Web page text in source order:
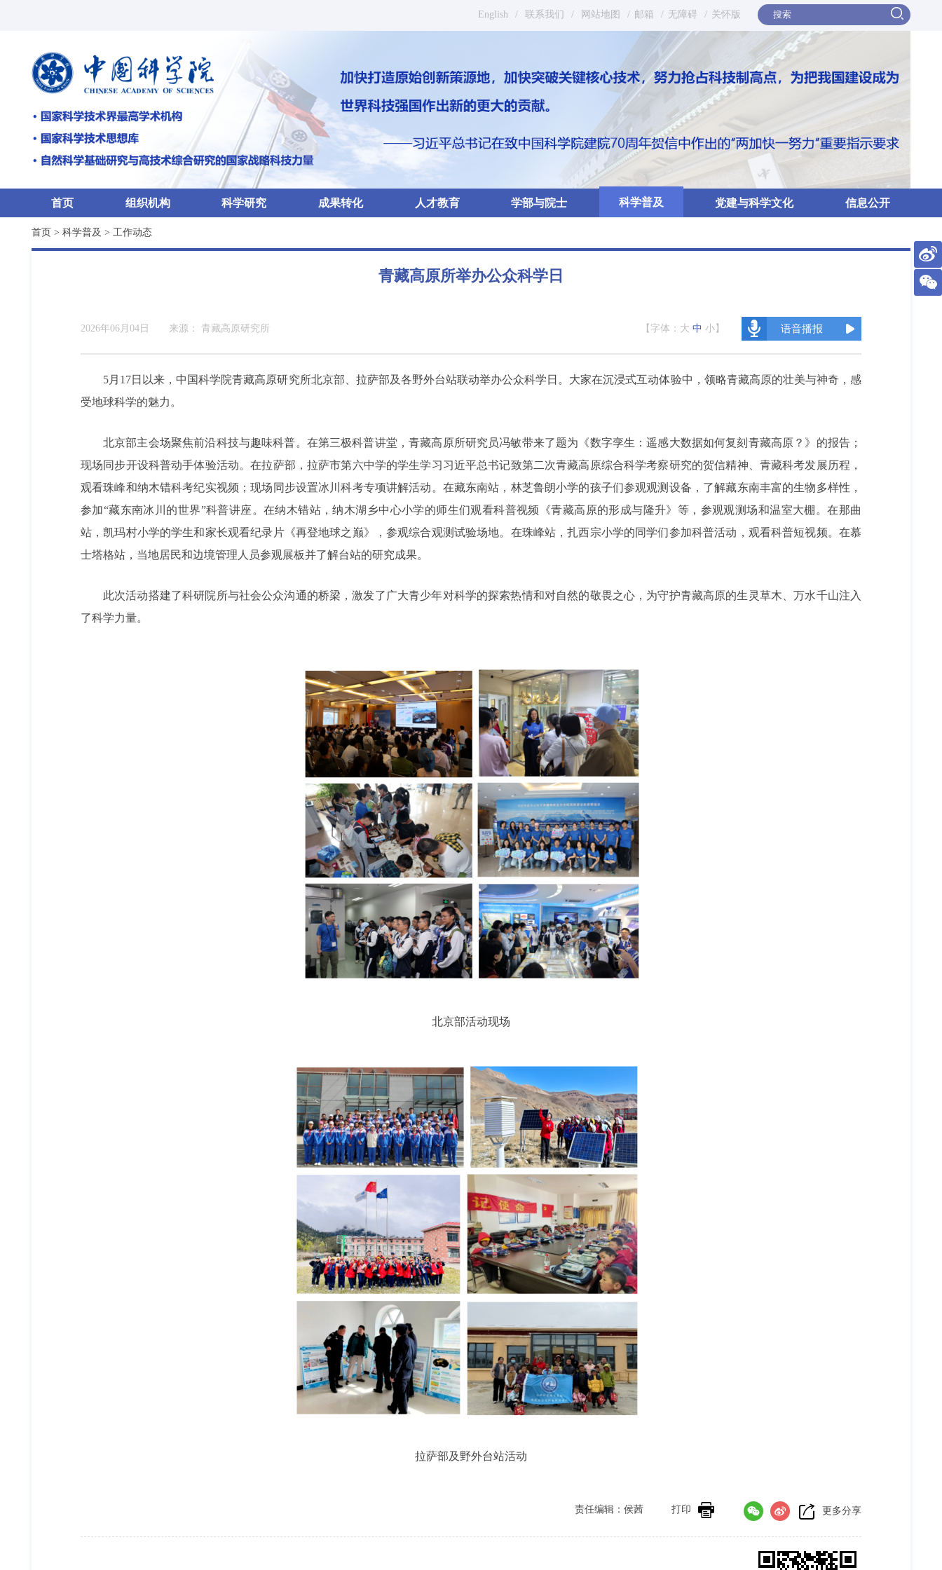
English / 联系我们 / 网站地图 / 邮箱 / 无障碍 / 关怀版
首页 组织机构 科学研究 成果转化 人才教育 学部与院士 科学普及 党建与科学文化 信息公开
首页 > 科学普及 > 工作动态
青藏高原所举办公众科学日
2026年06月04日 来源： 青藏高原研究所 【字体： 大 中 小 】 语音播报
5月17日以来，中国科学院青藏高原研究所北京部、拉萨部及各野外台站联动举办公众科学日。大家在沉浸式互动体验中，领略青藏高原的壮美与神奇，感
受地球科学的魅力。
北京部主会场聚焦前沿科技与趣味科普。在第三极科普讲堂，青藏高原所研究员冯敏带来了题为《数字孪生：遥感大数据如何复刻青藏高原？》的报告；
现场同步开设科普动手体验活动。在拉萨部，拉萨市第六中学的学生学习习近平总书记致第二次青藏高原综合科学考察研究的贺信精神、青藏科考发展历程，
观看珠峰和纳木错科考纪实视频；现场同步设置冰川科考专项讲解活动。在藏东南站，林芝鲁朗小学的孩子们参观观测设备，了解藏东南丰富的生物多样性，
参加“藏东南冰川的世界”科普讲座。在纳木错站，纳木湖乡中心小学的师生们观看科普视频《青藏高原的形成与隆升》等，参观观测场和温室大棚。在那曲
站，凯玛村小学的学生和家长观看纪录片《再登地球之巅》，参观综合观测试验场地。在珠峰站，扎西宗小学的同学们参加科普活动，观看科普短视频。在慕
士塔格站，当地居民和边境管理人员参观展板并了解台站的研究成果。
此次活动搭建了科研院所与社会公众沟通的桥梁，激发了广大青少年对科学的探索热情和对自然的敬畏之心，为守护青藏高原的生灵草木、万水千山注入
了科学力量。
北京部活动现场
拉萨部及野外台站活动
更多分享
打印
责任编辑：侯茜